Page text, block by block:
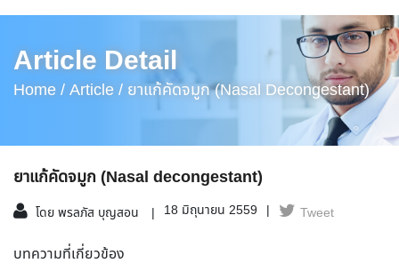
Article Detail
Home /Article / ยาแก้คัดจมูก (Nasal Decongestant)
ยาแก้คัดจมูก (Nasal decongestant)
โดย พรลภัส บุญสอน 18 มิถุนายน 2559 Tweet
บทความที่เกี่ยวข้อง